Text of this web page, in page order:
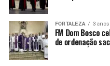
FORTALEZA 3
FM Dom Bosco
de ordenação